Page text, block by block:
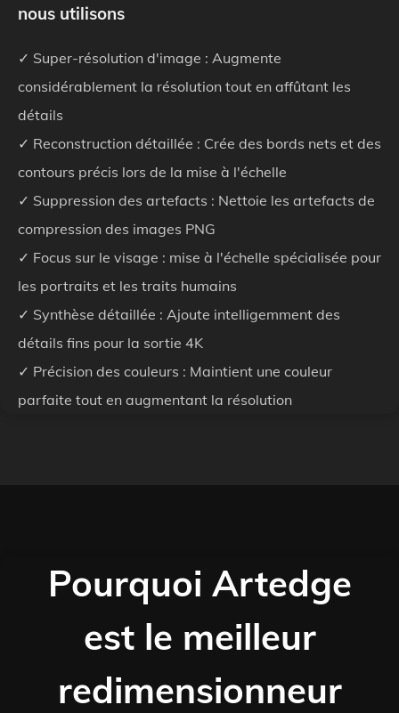
nous utilisons
✓ Super-résolution d'image : Augmente
considérablement la résolution tout en affûtant les
détails
✓ Reconstruction détaillée : Crée des bords nets et des
contours précis lors de la mise à l'échelle
✓ Suppression des artefacts : Nettoie les artefacts de
compression des images PNG
✓ Focus sur le visage : mise à l'échelle spécialisée pour
les portraits et les traits humains
✓ Synthèse détaillée : Ajoute intelligemment des
détails fins pour la sortie 4K
✓ Précision des couleurs : Maintient une couleur
parfaite tout en augmentant la résolution
Pourquoi Artedge
est le meilleur
redimensionneur